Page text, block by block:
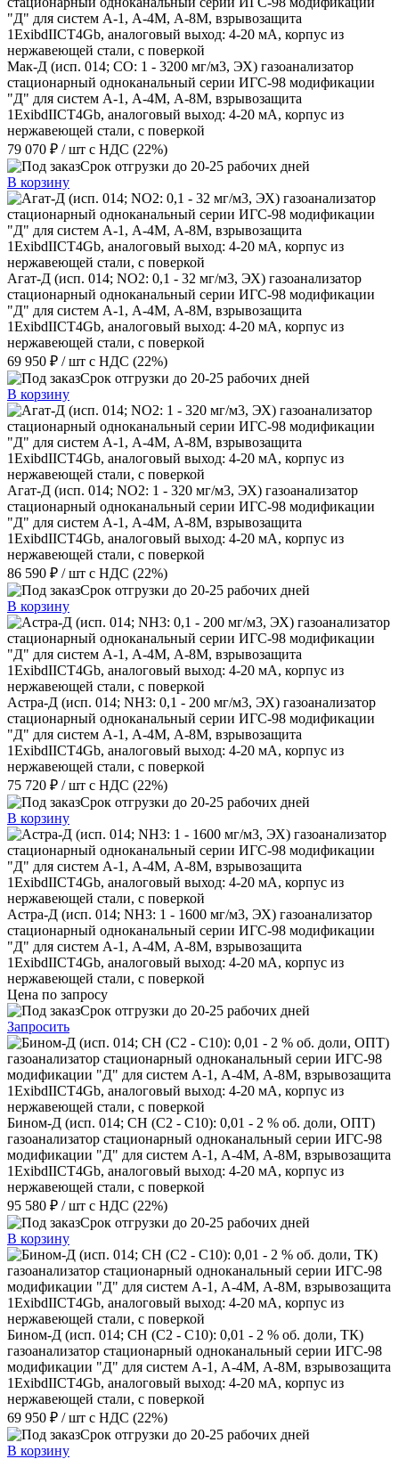
Мак-Д (исп. 014; СО: 1 - 3200 мг/м3, ЭХ) газоанализатор
стационарный одноканальный серии ИГС-98 модификации
"Д" для систем А-1, А-4М, А-8М, взрывозащита
1ExibdIICT4Gb, аналоговый выход: 4-20 мА, корпус из
нержавеющей стали, с поверкой
79 070 ₽ / шт с НДС (22%)
Срок отгрузки до 20-25 рабочих дней
В корзину
Агат-Д (исп. 014; NO2: 0,1 - 32 мг/м3, ЭХ) газоанализатор
стационарный одноканальный серии ИГС-98 модификации
"Д" для систем А-1, А-4М, А-8М, взрывозащита
1ExibdIICT4Gb, аналоговый выход: 4-20 мА, корпус из
нержавеющей стали, с поверкой
69 950 ₽ / шт с НДС (22%)
Срок отгрузки до 20-25 рабочих дней
В корзину
Агат-Д (исп. 014; NO2: 1 - 320 мг/м3, ЭХ) газоанализатор
стационарный одноканальный серии ИГС-98 модификации
"Д" для систем А-1, А-4М, А-8М, взрывозащита
1ExibdIICT4Gb, аналоговый выход: 4-20 мА, корпус из
нержавеющей стали, с поверкой
86 590 ₽ / шт с НДС (22%)
Срок отгрузки до 20-25 рабочих дней
В корзину
Астра-Д (исп. 014; NН3: 0,1 - 200 мг/м3, ЭХ) газоанализатор
стационарный одноканальный серии ИГС-98 модификации
"Д" для систем А-1, А-4М, А-8М, взрывозащита
1ExibdIICT4Gb, аналоговый выход: 4-20 мА, корпус из
нержавеющей стали, с поверкой
75 720 ₽ / шт с НДС (22%)
Срок отгрузки до 20-25 рабочих дней
В корзину
Астра-Д (исп. 014; NН3: 1 - 1600 мг/м3, ЭХ) газоанализатор
стационарный одноканальный серии ИГС-98 модификации
"Д" для систем А-1, А-4М, А-8М, взрывозащита
1ExibdIICT4Gb, аналоговый выход: 4-20 мА, корпус из
нержавеющей стали, с поверкой
Цена по запросу
Срок отгрузки до 20-25 рабочих дней
Запросить
Бином-Д (исп. 014; CH (C2 - C10): 0,01 - 2 % об. доли, ОПТ)
газоанализатор стационарный одноканальный серии ИГС-98
модификации "Д" для систем А-1, А-4М, А-8М, взрывозащита
1ExibdIICT4Gb, аналоговый выход: 4-20 мА, корпус из
нержавеющей стали, с поверкой
95 580 ₽ / шт с НДС (22%)
Срок отгрузки до 20-25 рабочих дней
В корзину
Бином-Д (исп. 014; CH (C2 - C10): 0,01 - 2 % об. доли, ТК)
газоанализатор стационарный одноканальный серии ИГС-98
модификации "Д" для систем А-1, А-4М, А-8М, взрывозащита
1ExibdIICT4Gb, аналоговый выход: 4-20 мА, корпус из
нержавеющей стали, с поверкой
69 950 ₽ / шт с НДС (22%)
Срок отгрузки до 20-25 рабочих дней
В корзину